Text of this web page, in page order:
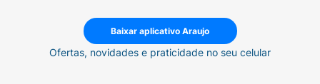
Baixar aplicativo Araujo
Ofertas, novidades e praticidade no seu celular